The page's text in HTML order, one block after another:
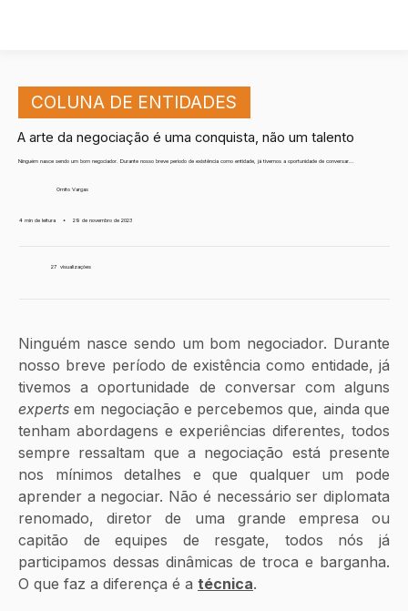
COLUNA DE ENTIDADES
A arte da negociação é uma conquista, não um talento
Ninguém nasce sendo um bom negociador. Durante nosso breve período de existência como entidade, já tivemos a oportunidade de conversar...
Ornito Vargas
4 min de leitura • 29 de novembro de 2023
27 visualizações
Ninguém nasce sendo um bom negociador. Durante
nosso breve período de existência como entidade, já
experts em negociação e percebemos que, ainda que
tenham abordagens e experiências diferentes, todos
sempre ressaltam que a negociação está presente
nos mínimos detalhes e que qualquer um pode
aprender a negociar. Não é necessário ser diplomata
renomado, diretor de uma grande empresa ou
capitão de equipes de resgate, todos nós já
participamos dessas dinâmicas de troca e barganha.
O que faz a diferença é a técnica.